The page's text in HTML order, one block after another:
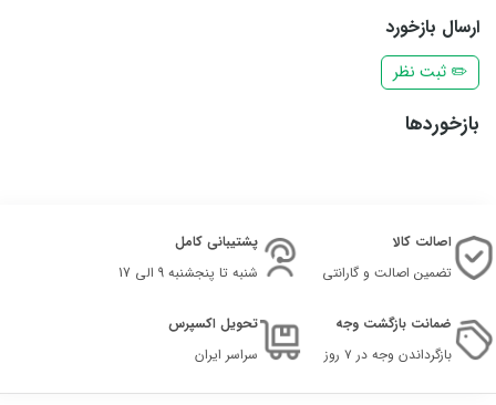
ارسال بازخورد
✏️ ثبت نظر
بازخوردها
اصالت کالا
تضمین اصالت و گارانتی
پشتیبانی کامل
شنبه تا پنجشنبه 9 الی 17
ضمانت بازگشت وجه
بازگرداندن وجه در ۷ روز
تحویل اکسپرس
سراسر ایران